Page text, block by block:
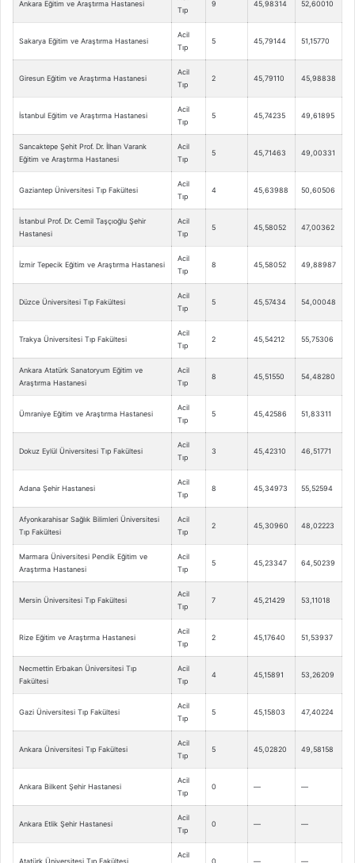
Ankara Eğitim ve Araştırma Hastanesi
Tıp
9 45,98314 52,60010
Sakarya Eğitim ve Araştırma Hastanesi
Acil
Tıp
5 45,79144 51,15770
Giresun Eğitim ve Araştırma Hastanesi
Acil
Tıp
2 45,79110 45,98838
İstanbul Eğitim ve Araştırma Hastanesi
Acil
Tıp
5 45,74235 49,61895
Sancaktepe Şehit Prof. Dr. İlhan Varank
Eğitim ve Araştırma Hastanesi
Acil
Tıp
5 45,71463 49,00331
Gaziantep Üniversitesi Tıp Fakültesi
Acil
Tıp
4 45,63988 50,60506
İstanbul Prof. Dr. Cemil Taşçıoğlu Şehir
Hastanesi
Acil
Tıp
5 45,58052 47,00362
İzmir Tepecik Eğitim ve Araştırma Hastanesi
Acil
Tıp
8 45,58052 49,88987
Düzce Üniversitesi Tıp Fakültesi
Acil
Tıp
5 45,57434 54,00048
Trakya Üniversitesi Tıp Fakültesi
Acil
Tıp
2 45,54212 55,75306
Ankara Atatürk Sanatoryum Eğitim ve
Araştırma Hastanesi
Acil
Tıp
8 45,51550 54,48280
Ümraniye Eğitim ve Araştırma Hastanesi
Acil
Tıp
5 45,42586 51,83311
Dokuz Eylül Üniversitesi Tıp Fakültesi
Acil
Tıp
3 45,42310 46,51771
Adana Şehir Hastanesi
Acil
Tıp
8 45,34973 55,52594
Afyonkarahisar Sağlık Bilimleri Üniversitesi
Tıp Fakültesi
Acil
Tıp
2 45,30960 48,02223
Marmara Üniversitesi Pendik Eğitim ve
Araştırma Hastanesi
Acil
Tıp
5 45,23347 64,50239
Mersin Üniversitesi Tıp Fakültesi
Acil
Tıp
7 45,21429 53,11018
Rize Eğitim ve Araştırma Hastanesi
Acil
Tıp
2 45,17640 51,53937
Necmettin Erbakan Üniversitesi Tıp
Fakültesi
Acil
Tıp
4 45,15891 53,26209
Gazi Üniversitesi Tıp Fakültesi
Acil
Tıp
5 45,15803 47,40224
Ankara Üniversitesi Tıp Fakültesi
Acil
Tıp
5 45,02820 49,58158
Ankara Bilkent Şehir Hastanesi
Acil
Tıp
0 — —
Ankara Etlik Şehir Hastanesi
Acil
Tıp
0 — —
Atatürk Üniversitesi Tıp Fakültesi
Acil
0 — —